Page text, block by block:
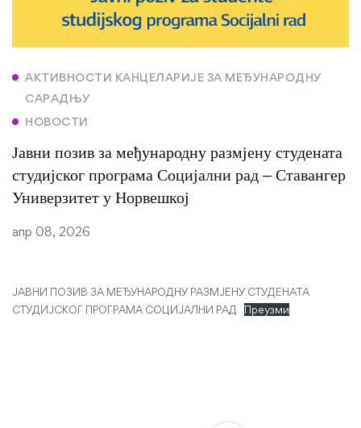
АКТИВНОСТИ КАНЦЕЛАРИЈЕ ЗА МЕЂУНАРОДНУ
САРАДЊУ
НОВОСТИ
Јавни позив за међународну размјену студената
студијског програма Социјални рад – Ставангер
Универзитет у Норвешкој
апр 08, 2026
ЈАВНИ ПОЗИВ ЗА МЕЂУНАРОДНУ РАЗМЈЕНУ СТУДЕНАТА
СТУДИЈСКОГ ПРОГРАМА СОЦИЈАЛНИ РАД
Преузми